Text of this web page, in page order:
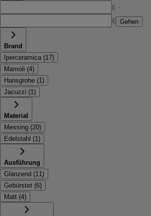
€ -
€ Gehen
Brand
Iperceramica (17)
Mamoli (4)
Hansgrohe (1 )
Jacuzzi (1 )
Material
Messing (20)
Edelstahl (1 )
Ausführung
Glänzend (11 )
Gebürstet (6)
Matt (4)